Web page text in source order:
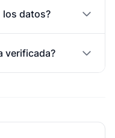
los datos?
verificada?